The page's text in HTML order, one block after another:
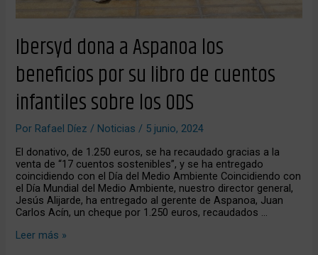
Ibersyd dona a Aspanoa los
beneficios por su libro de cuentos
infantiles sobre los ODS
Por Rafael Díez/ Noticias / 5 junio, 2024
El donativo, de 1.250 euros, se ha recaudado gracias a la
venta de “17 cuentos sostenibles”, y se ha entregado
coincidiendo con el Día del Medio Ambiente Coincidiendo con
el Día Mundial del Medio Ambiente, nuestro director general,
Jesús Alijarde, ha entregado al gerente de Aspanoa, Juan
Carlos Acín, un cheque por 1.250 euros, recaudados …
Leer más »